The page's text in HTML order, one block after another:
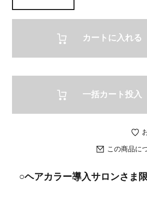
カートに入れる
一括カート投入
この商品に
○ヘアカラー導入サロンさま